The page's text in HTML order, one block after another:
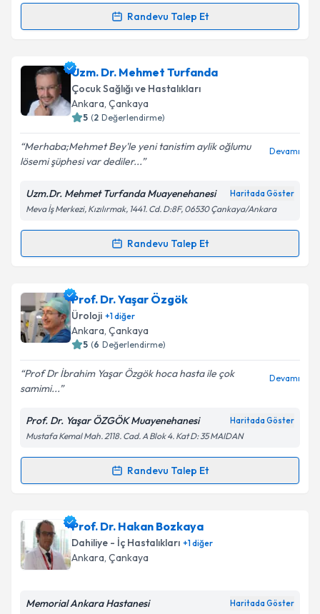
Takvim Talebini Gönder
Randevu Talep Et
Randevu Takvimi Talebi
Prof. Dr. Serdar Tekgül için randevu takvimi talebi
oluşturun. Size bu uzmandan randevu almanız için bir
takvim hazırlandığında e-posta ile bilgilendireceğiz.
Kişisel verilerimin işlenmesine ilişkin
Aydınlatma
Metni'ni okudum ve kişisel verilerimin belirtilen
kapsamda işlenmesini kabul ediyorum.
Uzm. Dr. Mehmet Turfanda
Çocuk Sağlığı ve Hastalıkları
Ankara, Çankaya
5 (2 Değerlendirme)
Merhaba;Mehmet Bey'le yeni tanistim aylik oğlumu
lösemi şüphesi var dediler...
Devamı
Uzm.Dr. Mehmet Turfanda Muayenehanesi Haritada Göster
Meva İş Merkezi, Kızılırmak, 1441. Cd. D:8F, 06530 Çankaya/Ankara
Randevu Talep Et
Randevu Takvimi Talebi
Uzm. Dr. Mehmet Turfandaiçin randevu takvimi
talebi oluşturun. Size bu uzmandan randevu almanız
için bir takvim hazırlandığında e-posta ile
bilgilendireceğiz.
E-posta Adresiniz
Kişisel verilerimin işlenmesine ilişkinAydınlatma
Metni'ni okudum ve kişisel verilerimin belirtilen
kapsamda işlenmesini kabul ediyorum.
Prof. Dr. Yaşar Özgök
Üroloji +1diğer
Ankara, Çankaya
5 (6 Değerlendirme)
Prof Dr İbrahim Yaşar Özgök hoca hasta ile çok
samimi...
Devamı
Prof. Dr. Yaşar ÖZGÖK Muayenehanesi Haritada Göster
Mustafa Kemal Mah. 2118. Cad. A Blok 4. Kat D: 35 MAIDAN
Randevu Talep Et
Randevu Takvimi Talebi
Prof. Dr. Yaşar Özgök için randevu takvimi talebi
oluşturun. Size bu uzmandan randevu almanız için bir
takvim hazırlandığında e-posta ile bilgilendireceğiz.
Prof. Dr. Hakan Bozkaya
Dahiliye - İç Hastalıkları +1diğer
Ankara, Çankaya
Memorial Ankara Hastanesi Haritada Göster